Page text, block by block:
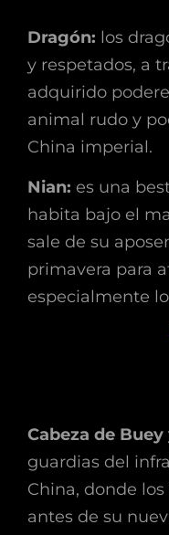
Dragón: los
y respetados, a
adquirido
animal rudo y
China imperial.
Nian: es una
habita bajo el
sale de su
primavera para
especialmente
Cabeza de
guardias del
China, donde
antes de su